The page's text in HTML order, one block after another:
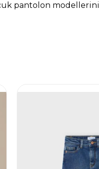
pantolon modellerini